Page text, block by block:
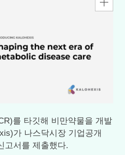
를 타깃해 비만약물을 개발
가 나스닥시장 기업공개
고서를 제출했다.